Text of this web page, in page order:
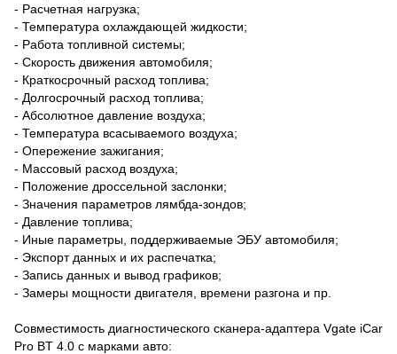
- Расчетная нагрузка;
- Температура охлаждающей жидкости;
- Работа топливной системы;
- Скорость движения автомобиля;
- Краткосрочный расход топлива;
- Долгосрочный расход топлива;
- Абсолютное давление воздуха;
- Температура всасываемого воздуха;
- Опережение зажигания;
- Массовый расход воздуха;
- Положение дроссельной заслонки;
- Значения параметров лямбда-зондов;
- Давление топлива;
- Иные параметры, поддерживаемые ЭБУ автомобиля;
- Экспорт данных и их распечатка;
- Запись данных и вывод графиков;
- Замеры мощности двигателя, времени разгона и пр.
Совместимость диагностического сканера-адаптера Vgate iCar
Pro BT 4.0 с марками авто: